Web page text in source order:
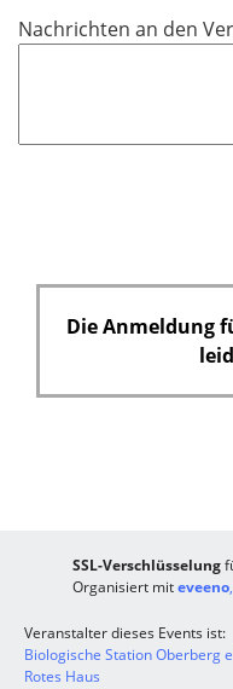
l
Nachrichten an den
Die Anmeldung
SSL-Verschlüsselung
Organisiert miteveeno
Veranstalter dieses Events ist:
Biologische Station Oberberg
Rotes Haus